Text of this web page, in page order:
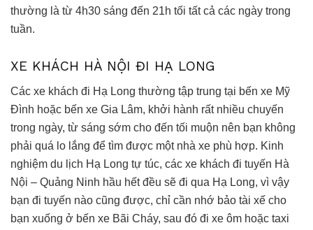
thường là từ 4h30 sáng đến 21h tối tất cả các ngày trong
tuần.
XE KHÁCH HÀ NỘI ĐI HẠ LONG
Các xe khách đi Hạ Long thường tập trung tại bến xe Mỹ
Đình hoặc bến xe Gia Lâm, khởi hành rất nhiều chuyến
trong ngày, từ sáng sớm cho đến tối muộn nên bạn không
phải quá lo lắng để tìm được một nhà xe phù hợp. Kinh
nghiệm du lịch Hạ Long tự túc, các xe khách đi tuyến Hà
Nội – Quảng Ninh hầu hết đều sẽ đi qua Hạ Long, vì vậy
bạn đi tuyến nào cũng được, chỉ cần nhớ bảo tài xế cho
bạn xuống ở bến xe Bãi Cháy, sau đó đi xe ôm hoặc taxi